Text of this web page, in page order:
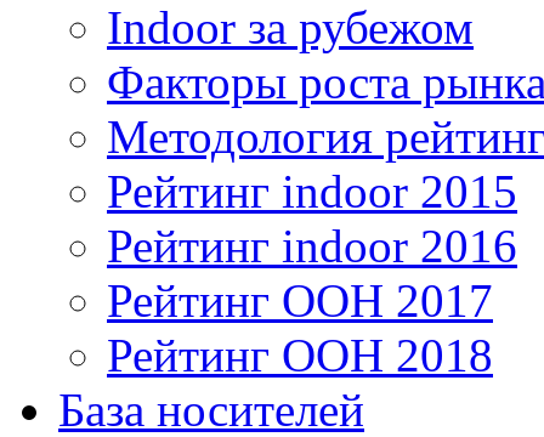
Indoor за рубежом
Факторы роста
Методология
Рейтинг indoor 2015
Рейтинг indoor 2016
Рейтинг OOH 2017
Рейтинг OOH 2018
База носителей